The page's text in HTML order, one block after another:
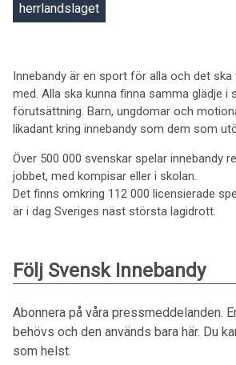
herrlandslaget
Innebandy är en sport för alla och det ska
med. Alla ska kunna finna samma glädje i
förutsättning. Barn, ungdomar och
likadant kring innebandy som dem som
Över 500 000 svenskar spelar innebandy
jobbet, med kompisar eller i skolan.
Det finns omkring 112 000 licensierade
är i dag Sveriges näst största lagidrott.
Följ Svensk Innebandy
Abonnera på våra pressmeddelanden.
behövs och den används bara här. Du
som helst.